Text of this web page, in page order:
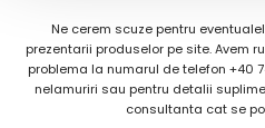
Ne cerem scuze pentru
prezentarii produselor pe site. Avem
problema la numarul de telefon +40
nelamuriri sau pentru detalii
consultanta cat se